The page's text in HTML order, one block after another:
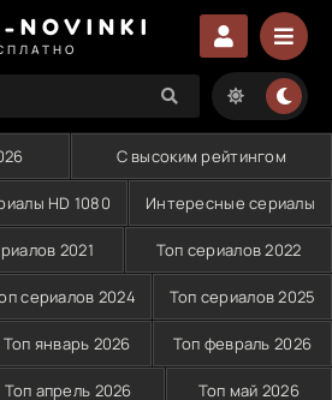
NOVINKI
С высоким рейтингом
HD 1080 Интересные сериалы
2021 Топ сериалов 2022
сериалов 2024 Топ сериалов 2025
Топ январь 2026 Топ февраль 2026
Топ апрель 2026 Топ май 2026